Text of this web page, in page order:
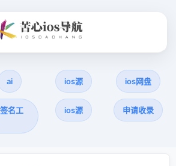
ai ios源 ios网盘
名工
ios源 申请收录